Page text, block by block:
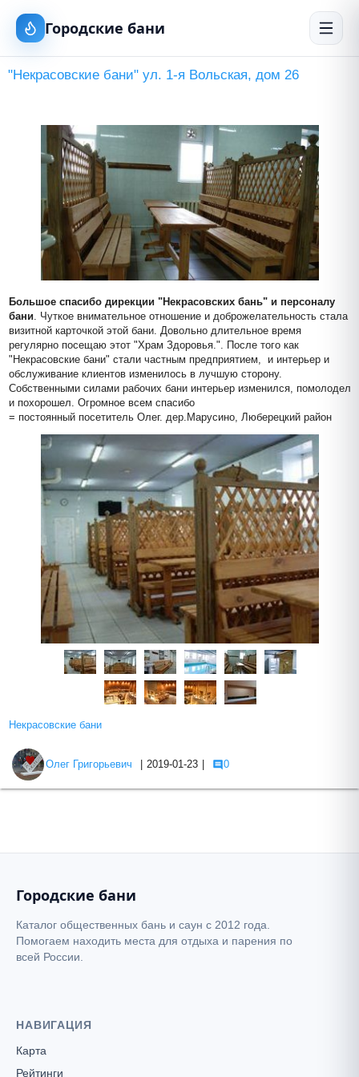
Городские бани
"Некрасовские бани" ул. 1-я Вольская, дом 26
Большое спасибо дирекции "Некрасовских бань" и персоналу
бани. Чуткое внимательное отношение и доброжелательность стала
визитной карточкой этой бани. Довольно длительное время
регулярно посещаю этот "Храм Здоровья.". После того как
"Некрасовские бани" стали частным предприятием,  и интерьер и
обслуживание клиентов изменилось в лучшую сторону.
Собственными силами рабочих бани интерьер изменился, помолодел
и похорошел. Огромное всем спасибо
= постоянный посетитель Олег. дер.Марусино, Люберецкий район
Некрасовские бани
Олег Григорьевич 2019-01-23 0
Городские бани
Каталог общественных бань и саун с 2012 года.
Помогаем находить места для отдыха и парения по
всей России.
НАВИГАЦИЯ
Карта
Рейтинги